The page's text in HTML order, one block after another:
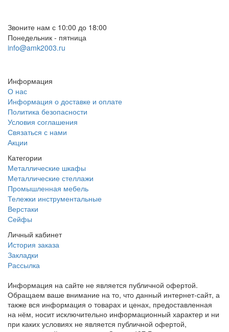
Звоните нам с 10:00 до 18:00
Понедельник - пятница
info@amk2003.ru
Информация
О нас
Информация о доставке и оплате
Политика безопасности
Условия соглашения
Связаться с нами
Акции
Категории
Металлические шкафы
Металлические стеллажи
Промышленная мебель
Тележки инструментальные
Верстаки
Сейфы
Личный кабинет
История заказа
Закладки
Рассылка
Информация на сайте не является публичной офертой.
Обращаем ваше внимание на то, что данный интернет-сайт, а
также вся информация о товарах и ценах, предоставленная
на нём, носит исключительно информационный характер и ни
при каких условиях не является публичной офертой,